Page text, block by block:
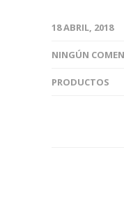
18 ABRIL, 2018
NINGÚN
PRODUCTOS